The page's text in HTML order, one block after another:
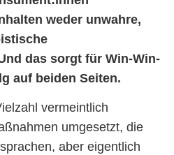
weder unwahre,
das sorgt für Win-Win-
auf beiden Seiten.
vermeintlich
umgesetzt, die
aber eigentlich